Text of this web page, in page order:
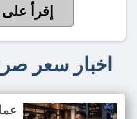
إقرأ
اخبار سعر